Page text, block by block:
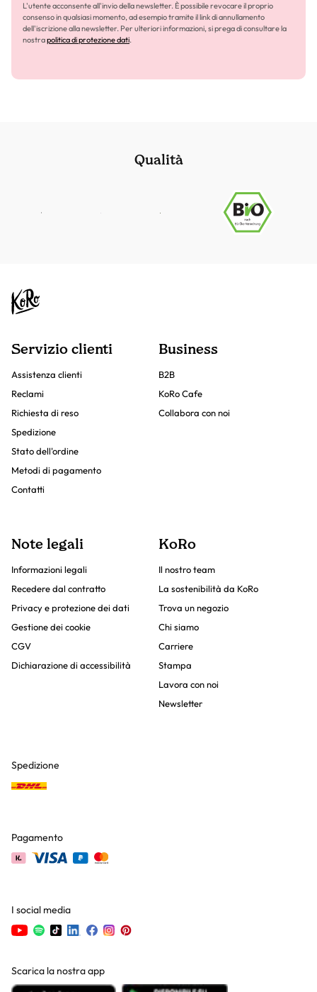
L'utente acconsente all'invio della newsletter. È possibile revocare il proprio
consenso in qualsiasi momento, ad esempio tramite il link di annullamento
dell'iscrizione alla newsletter. Per ulteriori informazioni, si prega di consultare la
nostrapolitica di protezione dati.
Qualità
Servizio clienti
Assistenza clienti
Reclami
Richiesta di reso
Spedizione
Stato dell'ordine
Metodi di pagamento
Contatti
Business
B2B
KoRo Cafe
Collabora con noi
Note legali
Informazioni legali
Recedere dal contratto
Privacy e protezione dei dati
Gestione dei cookie
CGV
Dichiarazione di accessibilità
KoRo
Il nostro team
La sostenibilità da KoRo
Trova un negozio
Chi siamo
Carriere
Stampa
Lavora con noi
Newsletter
Spedizione
Pagamento
I social media
Scarica la nostra app